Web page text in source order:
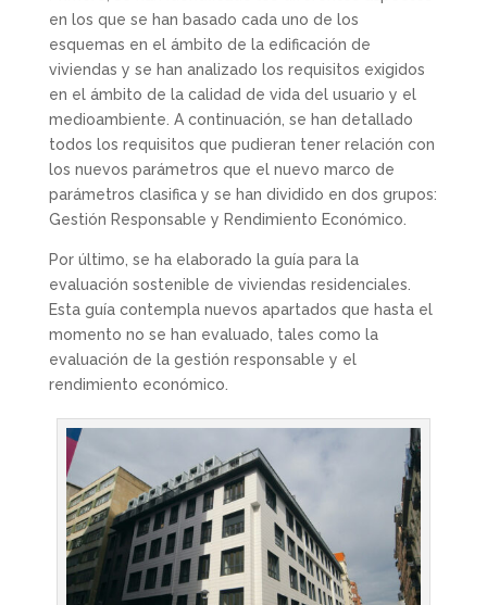
en los que se han basado cada uno de los
esquemas en el ámbito de la edificación de
viviendas y se han analizado los requisitos exigidos
en el ámbito de la calidad de vida del usuario y el
medioambiente. A continuación, se han detallado
todos los requisitos que pudieran tener relación con
los nuevos parámetros que el nuevo marco de
parámetros clasifica y se han dividido en dos grupos:
Gestión Responsable y Rendimiento Económico.
Por último, se ha elaborado la guía para la
evaluación sostenible de viviendas residenciales.
Esta guía contempla nuevos apartados que hasta el
momento no se han evaluado, tales como la
evaluación de la gestión responsable y el
rendimiento económico.